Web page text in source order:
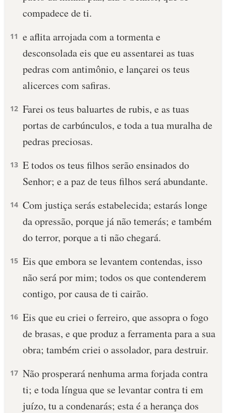
compadece de ti.
11 e aflita arrojada com a tormenta e
desconsolada eis que eu assentarei as tuas
pedras com antimônio, e lançarei os teus
alicerces com safiras.
12 Farei os teus baluartes de rubis, e as tuas
portas de carbúnculos, e toda a tua muralha de
pedras preciosas.
13 E todos os teus filhos serão ensinados do
Senhor; e a paz de teus filhos será abundante.
14 Com justiça serás estabelecida; estarás longe
da opressão, porque já não temerás; e também
do terror, porque a ti não chegará.
15 Eis que embora se levantem contendas, isso
não será por mim; todos os que contenderem
contigo, por causa de ti cairão.
16 Eis que eu criei o ferreiro, que assopra o fogo
de brasas, e que produz a ferramenta para a sua
obra; também criei o assolador, para destruir.
17 Não prosperará nenhuma arma forjada contra
ti; e toda língua que se levantar contra ti em
juízo, tu a condenarás; esta é a herança dos